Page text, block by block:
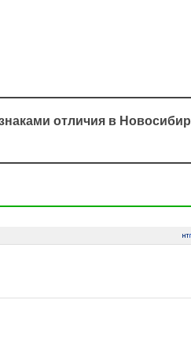
отличия в